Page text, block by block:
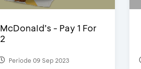
McDonald’s - Pay 1 For
2
Periode 09 Sep 2023